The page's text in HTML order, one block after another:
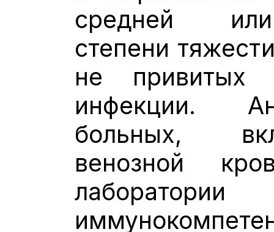
средней
степени
не привитых
инфекции.
больных,
венозной